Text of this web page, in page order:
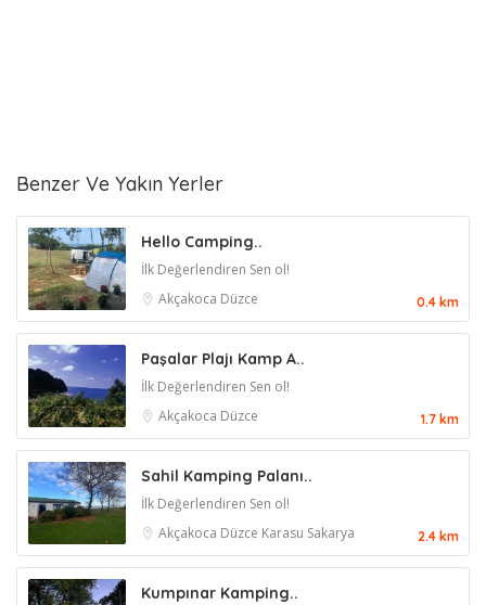
Benzer Ve Yakın Yerler
Hello Camping..
İlk Değerlendiren Sen ol!
Akçakoca Düzce 0.4 km
Paşalar Plajı Kamp A..
İlk Değerlendiren Sen ol!
Akçakoca Düzce 1.7 km
Sahil Kamping Palanı..
İlk Değerlendiren Sen ol!
Akçakoca Düzce Karasu Sakarya 2.4 km
Kumpınar Kamping..